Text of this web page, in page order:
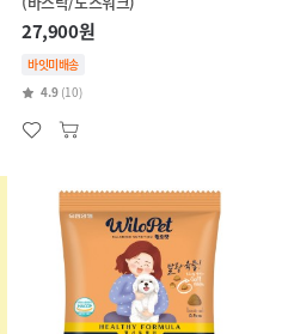
27,900원
바잇미배송
4.9 (10)